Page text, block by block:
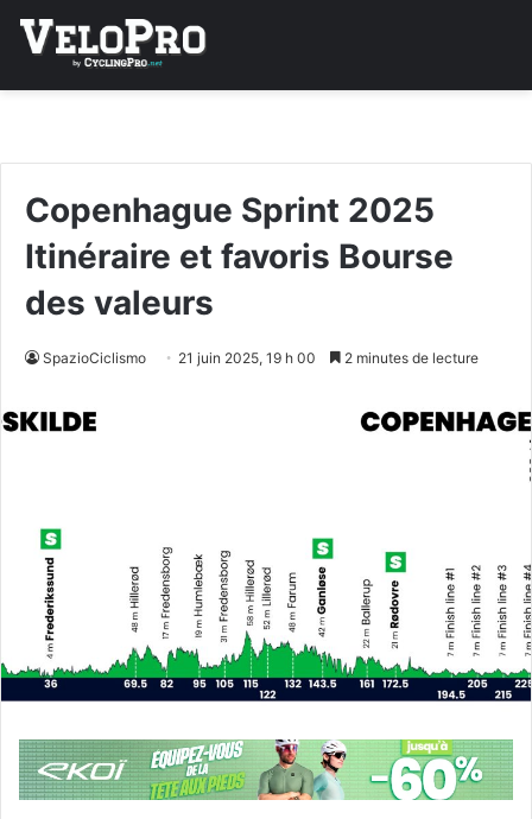
Copenhague Sprint 2025
Itinéraire et favoris Bourse
des valeurs
SpazioCiclismo 21 juin 2025, 19 h 00 2 minutes de lecture